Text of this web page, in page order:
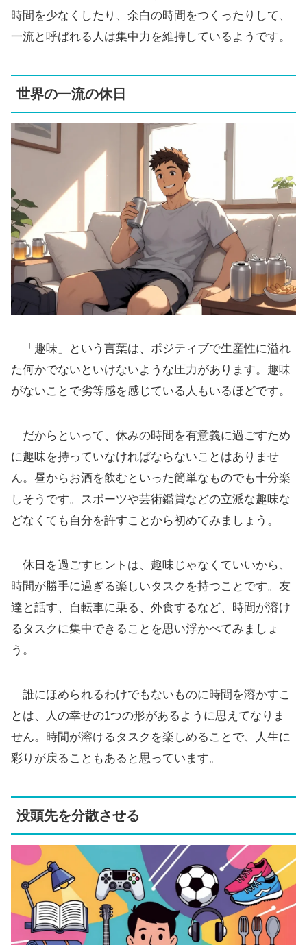
時間を少なくしたり、余白の時間をつくったりして、
一流と呼ばれる人は集中力を維持しているようです。
世界の一流の休日
「趣味」という言葉は、ポジティブで生産性に溢れ
た何かでないといけないような圧力があります。趣味
がないことで劣等感を感じている人もいるほどです。
だからといって、休みの時間を有意義に過ごすため
に趣味を持っていなければならないことはありませ
ん。昼からお酒を飲むといった簡単なものでも十分楽
しそうです。スポーツや芸術鑑賞などの立派な趣味な
どなくても自分を許すことから初めてみましょう。
休日を過ごすヒントは、趣味じゃなくていいから、
時間が勝手に過ぎる楽しいタスクを持つことです。友
達と話す、自転車に乗る、外食するなど、時間が溶け
るタスクに集中できることを思い浮かべてみましょ
う。
誰にほめられるわけでもないものに時間を溶かすこ
とは、人の幸せの1つの形があるように思えてなりま
せん。時間が溶けるタスクを楽しめることで、人生に
彩りが戻ることもあると思っています。
没頭先を分散させる